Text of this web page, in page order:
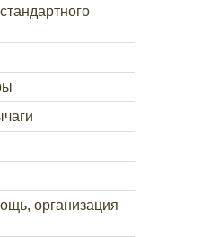
организация